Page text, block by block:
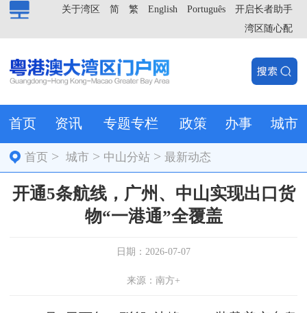
开启长者助手
Português
English
繁
简
关于湾区
湾区随心配
首页 资讯 专题专栏 政策 办事 城市
首页 >城市 > 中山分站 >最新动态
开通5条航线，广州、中山实现出口货
物“一港通”全覆盖
日期：2026-07-07
来源：南方+